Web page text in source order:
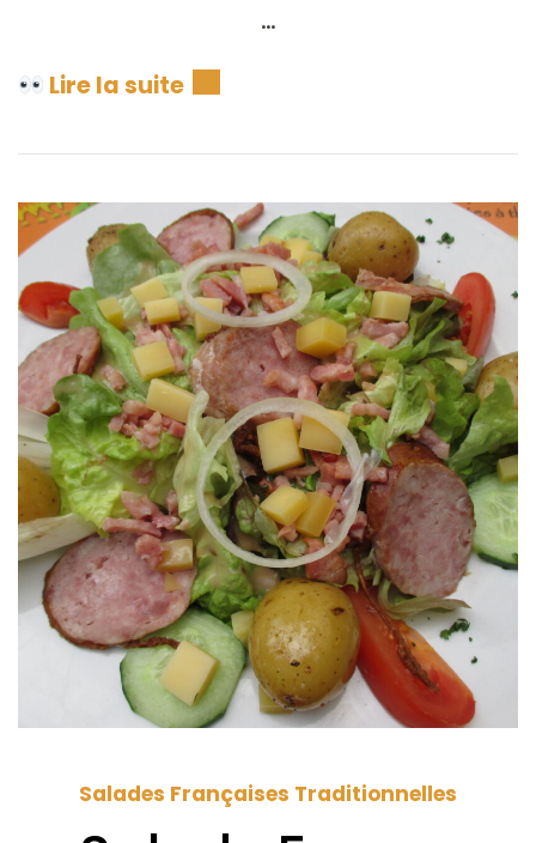
…
Lire la suite
Salades Françaises Traditionnelles